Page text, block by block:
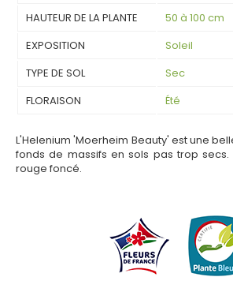
HAUTEUR DE LA PLANTE
50 à 100 cm
EXPOSITION
Soleil
TYPE DE SOL
Sec
FLORAISON
Été
L'Helenium 'Moerheim Beauty' est une
fonds de massifs en sols pas trop
rouge foncé.